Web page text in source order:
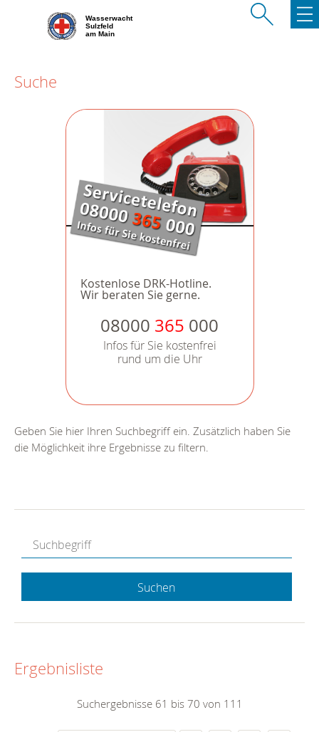
Wasserwacht
Sulzfeld
am Main
Suche
Kostenlose DRK-Hotline.
Wir beraten Sie gerne.
08000 365 000
Infos für Sie kostenfrei
rund um die Uhr
Geben Sie hier Ihren Suchbegriff ein. Zusätzlich haben Sie
die Möglichkeit ihre Ergebnisse zu filtern.
Suchen
Ergebnisliste
Suchergebnisse 61 bis 70 von 111